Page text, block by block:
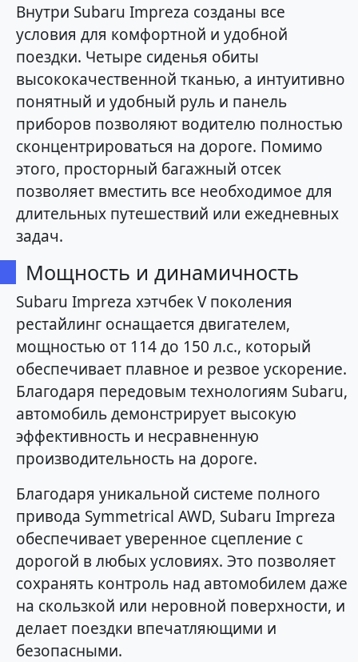
Внутри Subaru Impreza созданы все
условия для комфортной и удобной
поездки. Четыре сиденья обиты
высококачественной тканью, а интуитивно
понятный и удобный руль и панель
приборов позволяют водителю полностью
сконцентрироваться на дороге. Помимо
этого, просторный багажный отсек
позволяет вместить все необходимое для
длительных путешествий или ежедневных
задач.
Мощность и динамичность
Subaru Impreza хэтчбек V поколения
рестайлинг оснащается двигателем,
мощностью от 114 до 150 л.с., который
обеспечивает плавное и резвое ускорение.
Благодаря передовым технологиям Subaru,
автомобиль демонстрирует высокую
эффективность и несравненную
производительность на дороге.
Благодаря уникальной системе полного
привода Symmetrical AWD, Subaru Impreza
обеспечивает уверенное сцепление с
дорогой в любых условиях. Это позволяет
сохранять контроль над автомобилем даже
на скользкой или неровной поверхности, и
делает поездки впечатляющими и
безопасными.